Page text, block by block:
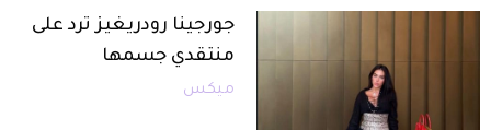
جورجينا رودريغيز ترد على
منتقدي جسمها
ميكس